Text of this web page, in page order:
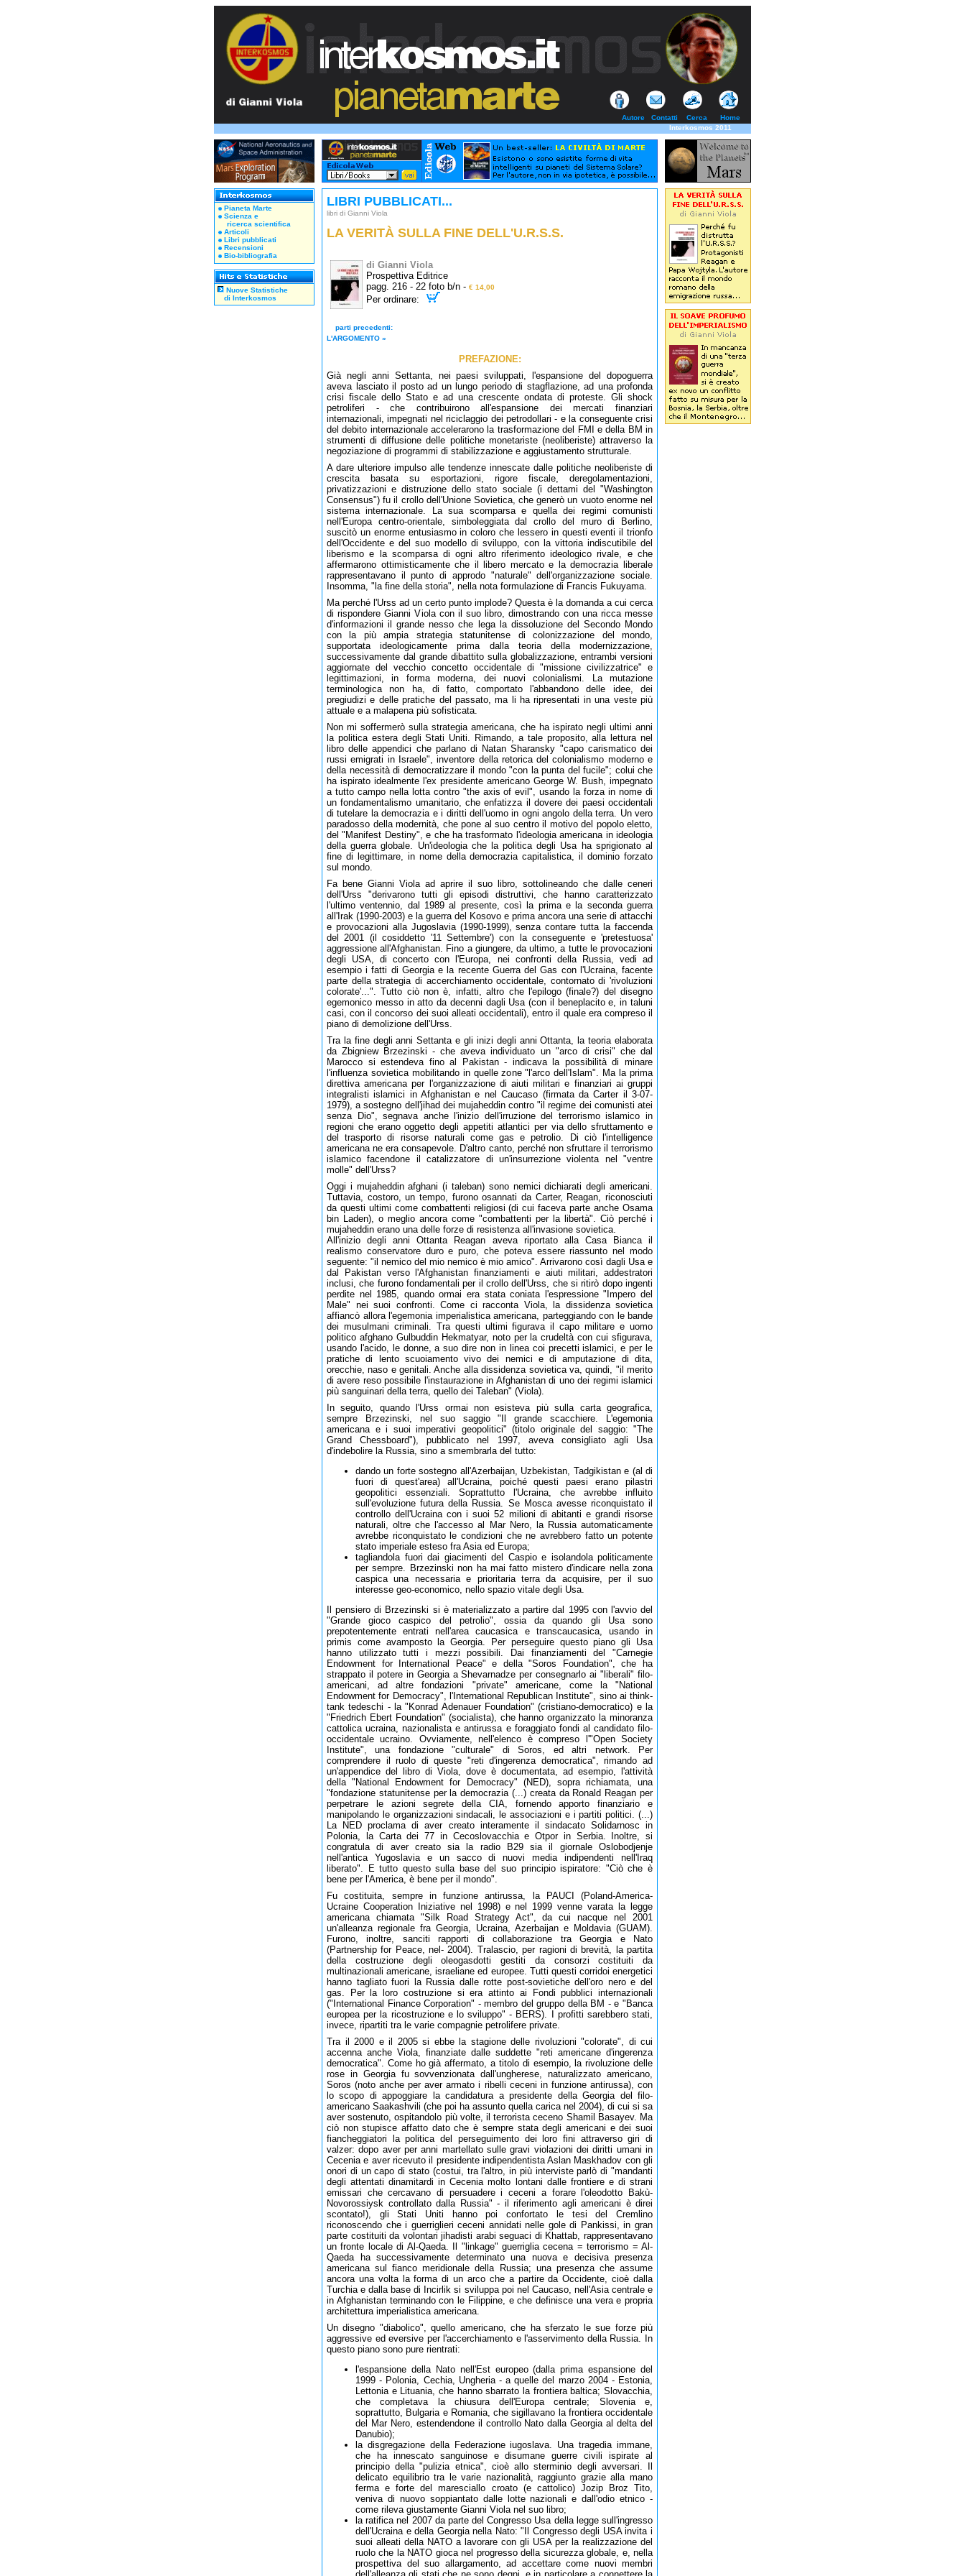
Autore Contatti Cerca
Home
Interkosmos 2011
Pianeta Marte
Scienza e
ricerca scientifica
Articoli
Libri pubblicati
Recensioni
Bio-bibliografia
Nuove Statistiche
di Interkosmos
LIBRI PUBBLICATI...
libri di Gianni Viola
LA VERITÀ SULLA FINE DELL'U.R.S.S.
di Gianni Viola
Prospettiva Editrice
pagg. 216 - 22 foto b/n - € 14,00
Per ordinare:
parti precedenti:
L'ARGOMENTO »
PREFAZIONE:
Già negli anni Settanta, nei paesi sviluppati, l'espansione del dopoguerra
aveva lasciato il posto ad un lungo periodo di stagflazione, ad una profonda
crisi fiscale dello Stato e ad una crescente ondata di proteste. Gli shock
petroliferi - che contribuirono all'espansione dei mercati finanziari
internazionali, impegnati nel riciclaggio dei petrodollari - e la conseguente crisi
del debito internazionale accelerarono la trasformazione del FMI e della BM in
strumenti di diffusione delle politiche monetariste (neoliberiste) attraverso la
negoziazione di programmi di stabilizzazione e aggiustamento strutturale.
A dare ulteriore impulso alle tendenze innescate dalle politiche neoliberiste di
crescita basata su esportazioni, rigore fiscale, deregolamentazioni,
privatizzazioni e distruzione dello stato sociale (i dettami del "Washington
Consensus") fu il crollo dell'Unione Sovietica, che generò un vuoto enorme nel
sistema internazionale. La sua scomparsa e quella dei regimi comunisti
nell'Europa centro-orientale, simboleggiata dal crollo del muro di Berlino,
suscitò un enorme entusiasmo in coloro che lessero in questi eventi il trionfo
dell'Occidente e del suo modello di sviluppo, con la vittoria indiscutibile del
liberismo e la scomparsa di ogni altro riferimento ideologico rivale, e che
affermarono ottimisticamente che il libero mercato e la democrazia liberale
rappresentavano il punto di approdo "naturale" dell'organizzazione sociale.
Insomma, "la fine della storia", nella nota formulazione di Francis Fukuyama.
Ma perché l'Urss ad un certo punto implode? Questa è la domanda a cui cerca
di rispondere Gianni Viola con il suo libro, dimostrando con una ricca messe
d'informazioni il grande nesso che lega la dissoluzione del Secondo Mondo
con la più ampia strategia statunitense di colonizzazione del mondo,
supportata ideologicamente prima dalla teoria della modernizzazione,
successivamente dal grande dibattito sulla globalizzazione, entrambi versioni
aggiornate del vecchio concetto occidentale di "missione civilizzatrice" e
legittimazioni, in forma moderna, dei nuovi colonialismi. La mutazione
terminologica non ha, di fatto, comportato l'abbandono delle idee, dei
pregiudizi e delle pratiche del passato, ma li ha ripresentati in una veste più
attuale e a malapena più sofisticata.
Non mi soffermerò sulla strategia americana, che ha ispirato negli ultimi anni
la politica estera degli Stati Uniti. Rimando, a tale proposito, alla lettura nel
libro delle appendici che parlano di Natan Sharansky "capo carismatico dei
russi emigrati in Israele", inventore della retorica del colonialismo moderno e
della necessità di democratizzare il mondo "con la punta del fucile"; colui che
ha ispirato idealmente l'ex presidente americano George W. Bush, impegnato
a tutto campo nella lotta contro "the axis of evil", usando la forza in nome di
un fondamentalismo umanitario, che enfatizza il dovere dei paesi occidentali
di tutelare la democrazia e i diritti dell'uomo in ogni angolo della terra. Un vero
paradosso della modernità, che pone al suo centro il motivo del popolo eletto,
del "Manifest Destiny", e che ha trasformato l'ideologia americana in ideologia
della guerra globale. Un'ideologia che la politica degli Usa ha sprigionato al
fine di legittimare, in nome della democrazia capitalistica, il dominio forzato
sul mondo.
Fa bene Gianni Viola ad aprire il suo libro, sottolineando che dalle ceneri
dell'Urss "derivarono tutti gli episodi distruttivi, che hanno caratterizzato
l'ultimo ventennio, dal 1989 al presente, così la prima e la seconda guerra
all'Irak (1990-2003) e la guerra del Kosovo e prima ancora una serie di attacchi
e provocazioni alla Jugoslavia (1990-1999), senza contare tutta la faccenda
del 2001 (il cosiddetto '11 Settembre') con la conseguente e 'pretestuosa'
aggressione all'Afghanistan. Fino a giungere, da ultimo, a tutte le provocazioni
degli USA, di concerto con l'Europa, nei confronti della Russia, vedi ad
esempio i fatti di Georgia e la recente Guerra del Gas con l'Ucraina, facente
parte della strategia di accerchiamento occidentale, contornato di 'rivoluzioni
colorate'...". Tutto ciò non è, infatti, altro che l'epilogo (finale?) del disegno
egemonico messo in atto da decenni dagli Usa (con il beneplacito e, in taluni
casi, con il concorso dei suoi alleati occidentali), entro il quale era compreso il
piano di demolizione dell'Urss.
Tra la fine degli anni Settanta e gli inizi degli anni Ottanta, la teoria elaborata
da Zbigniew Brzezinski - che aveva individuato un "arco di crisi" che dal
Marocco si estendeva fino al Pakistan - indicava la possibilità di minare
l'influenza sovietica mobilitando in quelle zone "l'arco dell'Islam". Ma la prima
direttiva americana per l'organizzazione di aiuti militari e finanziari ai gruppi
integralisti islamici in Afghanistan e nel Caucaso (firmata da Carter il 3-07-
1979), a sostegno dell'jihad dei mujaheddin contro "il regime dei comunisti atei
senza Dio", segnava anche l'inizio dell'irruzione del terrorismo islamico in
regioni che erano oggetto degli appetiti atlantici per via dello sfruttamento e
del trasporto di risorse naturali come gas e petrolio. Di ciò l'intelligence
americana ne era consapevole. D'altro canto, perché non sfruttare il terrorismo
islamico facendone il catalizzatore di un'insurrezione violenta nel "ventre
molle" dell'Urss?
Oggi i mujaheddin afghani (i taleban) sono nemici dichiarati degli americani.
Tuttavia, costoro, un tempo, furono osannati da Carter, Reagan, riconosciuti
da questi ultimi come combattenti religiosi (di cui faceva parte anche Osama
bin Laden), o meglio ancora come "combattenti per la libertà". Ciò perché i
mujaheddin erano una delle forze di resistenza all'invasione sovietica.
All'inizio degli anni Ottanta Reagan aveva riportato alla Casa Bianca il
realismo conservatore duro e puro, che poteva essere riassunto nel modo
seguente: "il nemico del mio nemico è mio amico". Arrivarono così dagli Usa e
dal Pakistan verso l'Afghanistan finanziamenti e aiuti militari, addestratori
inclusi, che furono fondamentali per il crollo dell'Urss, che si ritirò dopo ingenti
perdite nel 1985, quando ormai era stata coniata l'espressione "Impero del
Male" nei suoi confronti. Come ci racconta Viola, la dissidenza sovietica
affiancò allora l'egemonia imperialistica americana, parteggiando con le bande
dei musulmani criminali. Tra questi ultimi figurava il capo militare e uomo
politico afghano Gulbuddin Hekmatyar, noto per la crudeltà con cui sfigurava,
usando l'acido, le donne, a suo dire non in linea coi precetti islamici, e per le
pratiche di lento scuoiamento vivo dei nemici e di amputazione di dita,
orecchie, naso e genitali. Anche alla dissidenza sovietica va, quindi, "il merito
di avere reso possibile l'instaurazione in Afghanistan di uno dei regimi islamici
più sanguinari della terra, quello dei Taleban" (Viola).
In seguito, quando l'Urss ormai non esisteva più sulla carta geografica,
sempre Brzezinski, nel suo saggio "Il grande scacchiere. L'egemonia
americana e i suoi imperativi geopolitici" (titolo originale del saggio: "The
Grand Chessboard"), pubblicato nel 1997, aveva consigliato agli Usa
d'indebolire la Russia, sino a smembrarla del tutto:
dando un forte sostegno all'Azerbaijan, Uzbekistan, Tadgikistan e (al di
fuori di quest'area) all'Ucraina, poiché questi paesi erano pilastri
geopolitici essenziali. Soprattutto l'Ucraina, che avrebbe influito
sull'evoluzione futura della Russia. Se Mosca avesse riconquistato il
controllo dell'Ucraina con i suoi 52 milioni di abitanti e grandi risorse
naturali, oltre che l'accesso al Mar Nero, la Russia automaticamente
avrebbe riconquistato le condizioni che ne avrebbero fatto un potente
stato imperiale esteso fra Asia ed Europa;
tagliandola fuori dai giacimenti del Caspio e isolandola politicamente
per sempre. Brzezinski non ha mai fatto mistero d'indicare nella zona
caspica una necessaria e prioritaria terra da acquisire, per il suo
interesse geo-economico, nello spazio vitale degli Usa.
Il pensiero di Brzezinski si è materializzato a partire dal 1995 con l'avvio del
"Grande gioco caspico del petrolio", ossia da quando gli Usa sono
prepotentemente entrati nell'area caucasica e transcaucasica, usando in
primis come avamposto la Georgia. Per perseguire questo piano gli Usa
hanno utilizzato tutti i mezzi possibili. Dai finanziamenti del "Carnegie
Endowment for International Peace" e della "Soros Foundation", che ha
strappato il potere in Georgia a Shevarnadze per consegnarlo ai "liberali" filo-
americani, ad altre fondazioni "private" americane, come la "National
Endowment for Democracy", l'International Republican Institute", sino ai think-
tank tedeschi - la "Konrad Adenauer Foundation" (cristiano-democratico) e la
"Friedrich Ebert Foundation" (socialista), che hanno organizzato la minoranza
cattolica ucraina, nazionalista e antirussa e foraggiato fondi al candidato filo-
occidentale ucraino. Ovviamente, nell'elenco è compreso l'"Open Society
Institute", una fondazione "culturale" di Soros, ed altri network. Per
comprendere il ruolo di queste "reti d'ingerenza democratica", rimando ad
un'appendice del libro di Viola, dove è documentata, ad esempio, l'attività
della "National Endowment for Democracy" (NED), sopra richiamata, una
"fondazione statunitense per la democrazia (...) creata da Ronald Reagan per
perpetrare le azioni segrete della CIA, fornendo apporto finanziario e
manipolando le organizzazioni sindacali, le associazioni e i partiti politici. (...)
La NED proclama di aver creato interamente il sindacato Solidarnosc in
Polonia, la Carta dei 77 in Cecoslovacchia e Otpor in Serbia. Inoltre, si
congratula di aver creato sia la radio B29 sia il giornale Oslobodjenje
nell'antica Yugoslavia e un sacco di nuovi media indipendenti nell'Iraq
liberato". E tutto questo sulla base del suo principio ispiratore: "Ciò che è
bene per l'America, è bene per il mondo".
Fu costituita, sempre in funzione antirussa, la PAUCI (Poland-America-
Ucraine Cooperation Iniziative nel 1998) e nel 1999 venne varata la legge
americana chiamata "Silk Road Strategy Act", da cui nacque nel 2001
un'alleanza regionale fra Georgia, Ucraina, Azerbaijan e Moldavia (GUAM).
Furono, inoltre, sanciti rapporti di collaborazione tra Georgia e Nato
(Partnership for Peace, nel- 2004). Tralascio, per ragioni di brevità, la partita
della costruzione degli oleogasdotti gestiti da consorzi costituiti da
multinazionali americane, israeliane ed europee. Tutti questi corridoi energetici
hanno tagliato fuori la Russia dalle rotte post-sovietiche dell'oro nero e del
gas. Per la loro costruzione si era attinto ai Fondi pubblici internazionali
("International Finance Corporation" - membro del gruppo della BM - e "Banca
europea per la ricostruzione e lo sviluppo" - BERS). I profitti sarebbero stati,
invece, ripartiti tra le varie compagnie petrolifere private.
Tra il 2000 e il 2005 si ebbe la stagione delle rivoluzioni "colorate", di cui
accenna anche Viola, finanziate dalle suddette "reti americane d'ingerenza
democratica". Come ho già affermato, a titolo di esempio, la rivoluzione delle
rose in Georgia fu sovvenzionata dall'ungherese, naturalizzato americano,
Soros (noto anche per aver armato i ribelli ceceni in funzione antirussa), con
lo scopo di appoggiare la candidatura a presidente della Georgia del filo-
americano Saakashvili (che poi ha assunto quella carica nel 2004), di cui si sa
aver sostenuto, ospitandolo più volte, il terrorista ceceno Shamil Basayev. Ma
ciò non stupisce affatto dato che è sempre stata degli americani e dei suoi
fiancheggiatori la politica del perseguimento dei loro fini attraverso giri di
valzer: dopo aver per anni martellato sulle gravi violazioni dei diritti umani in
Cecenia e aver ricevuto il presidente indipendentista Aslan Maskhadov con gli
onori di un capo di stato (costui, tra l'altro, in più interviste parlò di "mandanti
degli attentati dinamitardi in Cecenia molto lontani dalle frontiere e di strani
emissari che cercavano di persuadere i ceceni a forare l'oleodotto Bakù-
Novorossiysk controllato dalla Russia" - il riferimento agli americani è direi
scontato!), gli Stati Uniti hanno poi confortato le tesi del Cremlino
riconoscendo che i guerriglieri ceceni annidati nelle gole di Pankissi, in gran
parte costituiti da volontari jihadisti arabi seguaci di Khattab, rappresentavano
un fronte locale di Al-Qaeda. Il "linkage" guerriglia cecena = terrorismo = Al-
Qaeda ha successivamente determinato una nuova e decisiva presenza
americana sul fianco meridionale della Russia; una presenza che assume
ancora una volta la forma di un arco che a partire da Occidente, cioè dalla
Turchia e dalla base di Incirlik si sviluppa poi nel Caucaso, nell'Asia centrale e
in Afghanistan terminando con le Filippine, e che definisce una vera e propria
architettura imperialistica americana.
Un disegno "diabolico", quello americano, che ha sferzato le sue forze più
aggressive ed eversive per l'accerchiamento e l'asservimento della Russia. In
questo piano sono pure rientrati:
l'espansione della Nato nell'Est europeo (dalla prima espansione del
1999 - Polonia, Cechia, Ungheria - a quelle del marzo 2004 - Estonia,
Lettonia e Lituania, che hanno sbarrato la frontiera baltica; Slovacchia,
che completava la chiusura dell'Europa centrale; Slovenia e,
soprattutto, Bulgaria e Romania, che sigillavano la frontiera occidentale
del Mar Nero, estendendone il controllo Nato dalla Georgia al delta del
Danubio);
la disgregazione della Federazione iugoslava. Una tragedia immane,
che ha innescato sanguinose e disumane guerre civili ispirate al
principio della "pulizia etnica", cioè allo sterminio degli avversari. Il
delicato equilibrio tra le varie nazionalità, raggiunto grazie alla mano
ferma e forte del maresciallo croato (e cattolico) Jozip Broz Tito,
veniva di nuovo soppiantato dalle lotte nazionali e dall'odio etnico -
come rileva giustamente Gianni Viola nel suo libro;
la ratifica nel 2007 da parte del Congresso Usa della legge sull'ingresso
dell'Ucraina e della Georgia nella Nato: "Il Congresso degli USA invita i
suoi alleati della NATO a lavorare con gli USA per la realizzazione del
ruolo che la NATO gioca nel progresso della sicurezza globale, e, nella
prospettiva del suo allargamento, ad accettare come nuovi membri